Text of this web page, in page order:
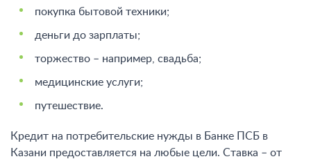
покупка бытовой техники;
деньги до зарплаты;
торжество – например, свадьба;
медицинские услуги;
путешествие.
Кредит на потребительские нужды в Банке ПСБ в
Казани предоставляется на любые цели. Ставка – от